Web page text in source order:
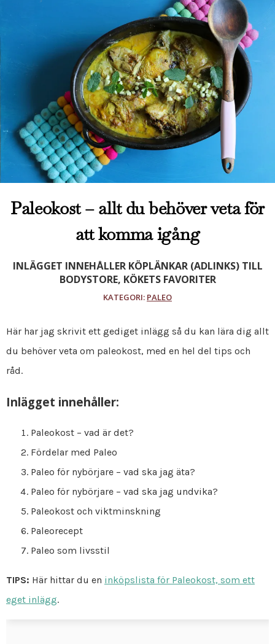
Paleokost – allt du behöver veta för
att komma igång
INLÄGGET INNEHÅLLER KÖPLÄNKAR (ADLINKS) TILL
BODYSTORE, KÖKETS FAVORITER
KATEGORI: PALEO
Här har jag skrivit ett gediget inlägg så du kan lära dig allt
du behöver veta om paleokost, med en hel del tips och
råd.
Inlägget innehåller:
Paleokost – vad är det?
Fördelar med Paleo
Paleo för nybörjare – vad ska jag äta?
Paleo för nybörjare – vad ska jag undvika?
Paleokost och viktminskning
Paleorecept
Paleo som livsstil
TIPS: Här hittar du en inköpslista för Paleokost, som ett
eget inlägg.